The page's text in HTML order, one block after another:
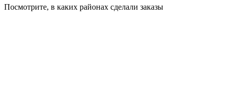
Посмотрите, в каких районах сделали заказы